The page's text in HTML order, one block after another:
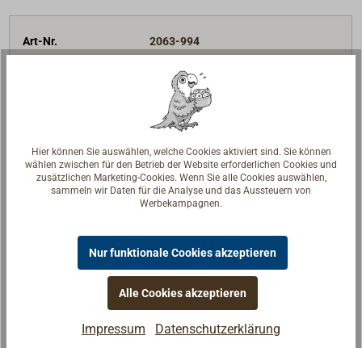
Art-Nr.
2063-994
3 kg Dose
hochglänzend
netto:184,03 €
72,93 €* / 1 l
Lieferzeit Versandfertig in 2-5 Tagen.
In den Warenkorb
Hier können Sie auswählen, welche Cookies aktiviert sind. Sie können
wählen zwischen für den Betrieb der Website erforderlichen Cookies und
zusätzlichen Marketing-Cookies. Wenn Sie alle Cookies auswählen,
sammeln wir Daten für die Analyse und das Aussteuern von
Werbekampagnen.
Nur funktionale Cookies akzeptieren
Alle Cookies akzeptieren
Impressum Datenschutzerklärung